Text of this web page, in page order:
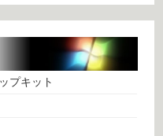
プキット